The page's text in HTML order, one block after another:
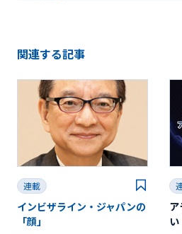
関連する記事
連載
インビザライン・ジャパンの
「顔」